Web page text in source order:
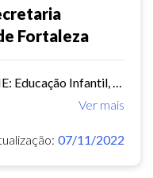
Fortaleza
Ver mais
07/11/2022